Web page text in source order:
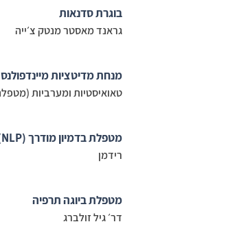
בוגרת סדנאות
גראנד מאסטר מנטק צ׳ייה
מנחת מדיטציות מיינדפולנס
טאואיסטיות ומערביות
מטפלת בדמיון מודרך (NLP)
רידמן
מטפלת ביוגה תרפיה
דר׳ גיל זולברג